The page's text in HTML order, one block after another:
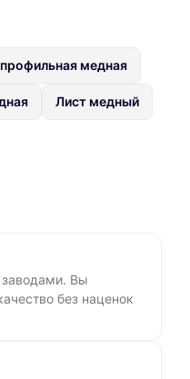
медная
Лист медный
Вы
без наценок